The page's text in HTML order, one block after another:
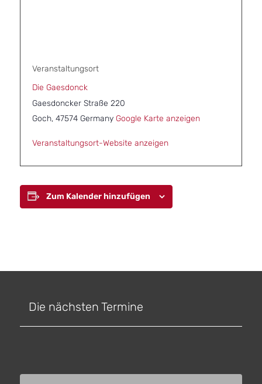
Veranstaltungsort
Die Gaesdonck
Gaesdoncker Straße 220
Goch, 47574 Germany Google Karte anzeigen
Veranstaltungsort-Website anzeigen
Zum Kalender hinzufügen
Die nächsten Termine